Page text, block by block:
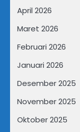
April 2026
Maret 2026
Februari 2026
Januari 2026
Desember 2025
November 2025
Oktober 2025